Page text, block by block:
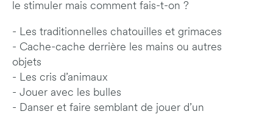
le stimuler mais comment fais-t-on ?
- Les traditionnelles chatouilles et grimaces
- Cache-cache derrière les mains ou autres
objets
- Les cris d’animaux
- Jouer avec les bulles
- Danser et faire semblant de jouer d’un